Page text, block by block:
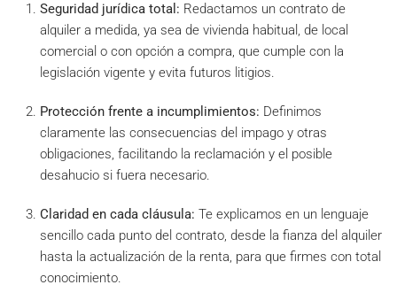
Seguridad jurídica total: Redactamos un contrato de
alquiler a medida, ya sea de vivienda habitual, de local
comercial o con opción a compra, que cumple con la
legislación vigente y evita futuros litigios.
Protección frente a incumplimientos: Definimos
claramente las consecuencias del impago y otras
obligaciones, facilitando la reclamación y el posible
desahucio si fuera necesario.
Claridad en cada cláusula: Te explicamos en un lenguaje
sencillo cada punto del contrato, desde la fianza del alquiler
hasta la actualización de la renta, para que firmes con total
conocimiento.